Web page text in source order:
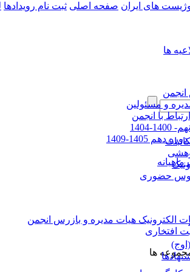
های ایران صفحه اصلی ثبت نام رویدادها
ها
و مسئولین
با انجمن
1404
1405-1409
الکترونیک هیات مدیره و بازرس انجمن
افتخاری
ها
حضوری